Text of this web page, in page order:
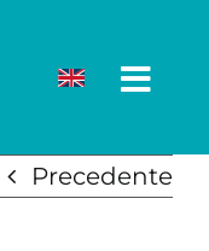
Precedente